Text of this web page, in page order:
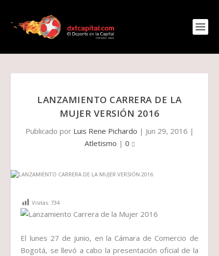
LANZAMIENTO CARRERA DE LA
MUJER VERSIÓN 2016
Publicado por Luis Rene Pichardo | Jun 29, 2016 |
Atletismo | 0
Visitas: 734
El lunes 27 de junio, en la Cámara de Comercio de
Bogotá, se llevó a cabo la presentación oficial de la